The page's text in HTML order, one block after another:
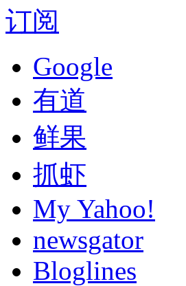
订阅
Google
有道
鲜果
抓虾
My Yahoo!
newsgator
Bloglines